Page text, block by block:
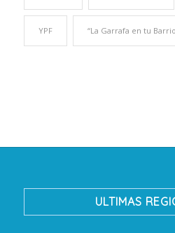
YPF “La Garrafa en tu
ULTIMAS